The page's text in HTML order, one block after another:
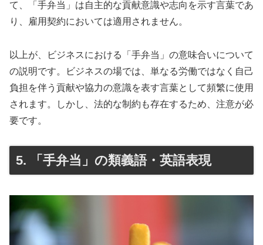
て、「手弁当」は自主的な貢献意識や志向を示す言葉であ
り、雇用契約においては適用されません。
以上が、ビジネスにおける「手弁当」の意味合いについて
の説明です。ビジネスの場では、単なる労働ではなく自己
負担を伴う貢献や協力の意識を表す言葉として頻繁に使用
されます。しかし、法的な制約も存在するため、注意が必
要です。
5. 「手弁当」の類義語・英語表現